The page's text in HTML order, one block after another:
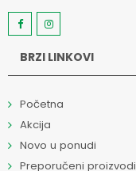
BRZI LINKOVI
Početna
Akcija
Novo u ponudi
Preporučeni proizvodi